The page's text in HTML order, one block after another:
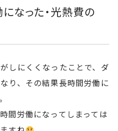
なった・光熱費の
しにくくなったことで、ダ
り、その結果長時間労働に
間労働になってしまっては